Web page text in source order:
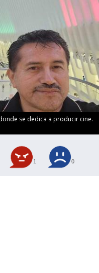
se dedica a producir cine.
1 0